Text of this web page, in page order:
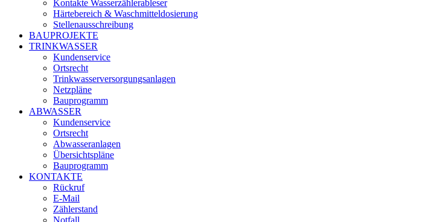
Kontakte Wasserzählerableser
Härtebereich & Waschmitteldosierung
Stellenausschreibung
BAUPROJEKTE
TRINKWASSER
Kundenservice
Ortsrecht
Trinkwasserversorgungsanlagen
Netzpläne
Bauprogramm
ABWASSER
Kundenservice
Ortsrecht
Abwasseranlagen
Übersichtspläne
Bauprogramm
KONTAKTE
Rückruf
E-Mail
Zählerstand
Notfall